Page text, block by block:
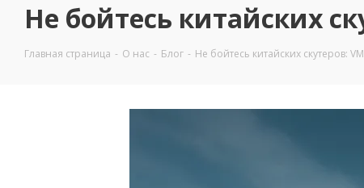
Не бойтесь китайских
Главная страница - О нас - Блог - Не бойтесь китайских скутеров: